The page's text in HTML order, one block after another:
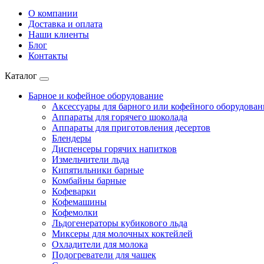
О компании
Доставка и оплата
Наши клиенты
Блог
Контакты
Каталог
Барное и кофейное оборудование
Аксессуары для барного или кофейного
Аппараты для горячего шоколада
Аппараты для приготовления десертов
Блендеры
Диспенсеры горячих напитков
Измельчители льда
Кипятильники барные
Комбайны барные
Кофеварки
Кофемашины
Кофемолки
Льдогенераторы кубикового льда
Миксеры для молочных коктейлей
Охладители для молока
Подогреватели для чашек